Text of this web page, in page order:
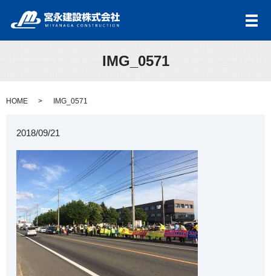
メ
IMG_0571
HOME IMG_0571
2018/09/21